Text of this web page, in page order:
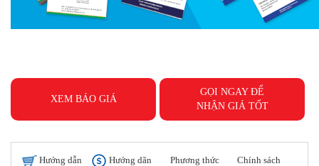
XEM BÁO GIÁ
GỌI NGAY ĐỂ
NHẬN GIÁ TỐT
Hướng dẫn Hướng dãn Phương thức Chính sách